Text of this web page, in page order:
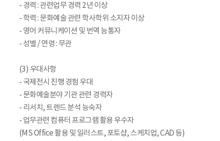
- 경력 : 관련업무 경력 2년 이상
- 학력 : 문화예술 관련 학사학위 소지자 이상
- 영어 커뮤니케이션 및 번역 능통자
- 성별 / 연령 : 무관
(3) 우대사항
- 국제전시 진행 경험 우대
- 문화예술분야 기관 관련 경력자
- 리서치, 트렌드 분석 능숙자
- 업무관련 컴퓨터 프로그램 활용 우수자
(MS Office 활용 및 일러스트, 포토샵, 스케치업, CAD 등)